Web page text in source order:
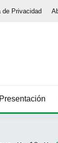
Privacidad